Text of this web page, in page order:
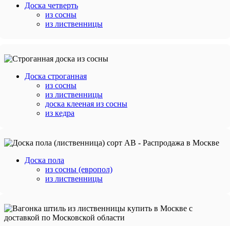
Доска четверть
из сосны
из лиственницы
Доска строганная
из сосны
из лиственницы
доска клееная из сосны
из кедра
Доска пола
из сосны (европол)
из лиственницы